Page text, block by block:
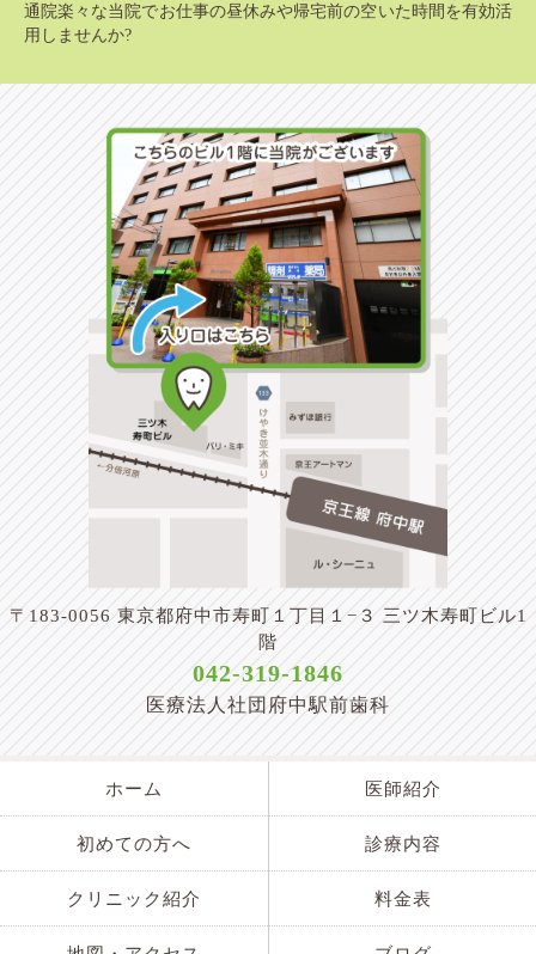
通院楽々な当院でお仕事の昼休みや帰宅前の空いた時間を有効活
用しませんか?
〒183-0056 東京都府中市寿町１丁目１−３ 三ツ木寿町ビル1
階
042-319-1846
医療法人社団府中駅前歯科
ホーム 医師紹介
初めての方へ 診療内容
クリニック紹介 料金表